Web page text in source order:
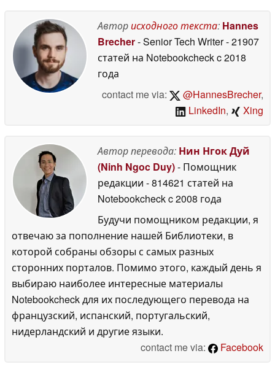
Авторисходного текста: Hannes
Brecher- Senior Tech Writer- 21907
статей на Notebookcheckc 2018
года
contact me via:
@HannesBrecher,
LinkedIn, Xing
Автор перевода: Нин Нгок Дуй
(Ninh Ngoc Duy)- Помощник
редакции - 814621 статей на
Notebookcheckc 2008 года
Будучи помощником редакции, я
отвечаю за пополнение нашей Библиотеки, в
которой собраны обзоры с самых разных
сторонних порталов. Помимо этого, каждый день я
выбираю наиболее интересные материалы
Notebookcheck для их последующего перевода на
французский, испанский, португальский,
нидерландский и другие языки.
contact me via:
Facebook